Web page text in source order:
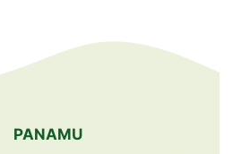
PANAMU